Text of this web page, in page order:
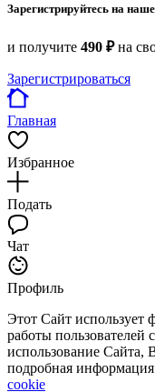
Зарегистрируйтесь на
и получите 490 ₽на
Зарегистрироваться
Главная
Избранное
Подать
Чат
Профиль
Этот Сайт использует
работы
использование Сайта,
подробная
cookie